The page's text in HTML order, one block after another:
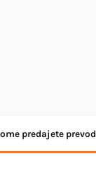
predajete prevod